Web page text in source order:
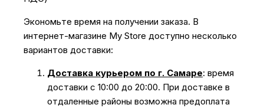
Экономьте время на получении заказа. В
интернет-магазине My Store доступно несколько
вариантов доставки:
Доставка курьером по г. Самаре: время
доставки с 10:00 до 20:00. При доставке в
отдаленные районы возможна предоплата